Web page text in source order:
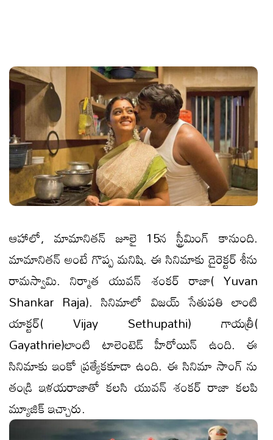
ఆహాలో, మామానితన్ జూలై 15న స్ట్రీమింగ్ కానుంది.
మామానిత‌న్ అంటే గొప్ప మ‌నిషి. ఈ సినిమాకు డైరెక్టర్ శీను
రామ‌స్వామి. నిర్మాత యువ‌న్ శంక‌ర్ రాజా( Yuvan
Shankar Raja). సినిమాలో విజ‌య్ సేతుపతి లాంటి
యాక్ట‌ర్( Vijay Sethupathi) గాయ‌త్రీ(
Gayathrie)లాంటి టాలెంటెడ్ హీరోయిన్ ఉంది. ఈ
సినిమాకు ఇంకో ప్ర‌త్యేక‌కూడా ఉంది. ఈ సినిమా సాంగ్ ను
తండ్రి ఇళ‌య‌రాజాతో క‌ల‌సి యువ‌న్ శంక‌ర్ రాజా క‌ల‌పి
మ్యూజిక్ ఇచ్చారు.